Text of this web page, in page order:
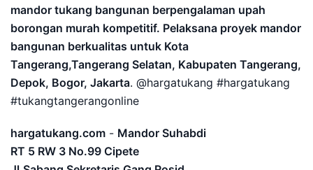
mandor tukang bangunan berpengalaman upah
borongan murah kompetitif. Pelaksana proyek mandor
bangunan berkualitas untuk Kota
Tangerang,Tangerang Selatan, Kabupaten Tangerang,
Depok, Bogor, Jakarta. @hargatukang #hargatukang
#tukangtangerangonline
hargatukang.com - Mandor Suhabdi
RT 5 RW 3 No.99 Cipete